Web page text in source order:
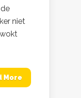
niet
More